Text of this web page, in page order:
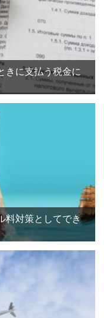
きに支払う税金に
料対策としてでき